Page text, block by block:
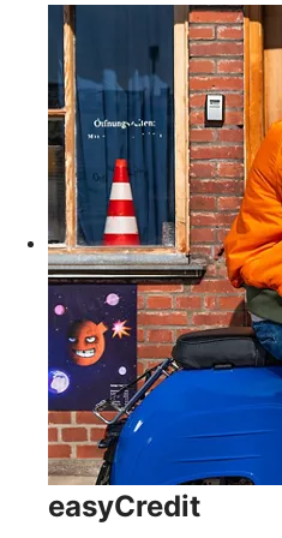
easyCredit